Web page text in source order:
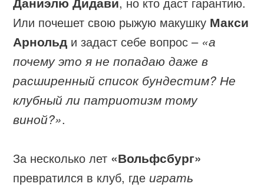
Или почешет свою рыжую макушку Макси
Арнольд и задаст себе вопрос – «а
почему это я не попадаю даже в
расширенный список бундестим? Не
клубный ли патриотизм тому
виной?».
За несколько лет «Вольфсбург»
превратился в клуб, где играть